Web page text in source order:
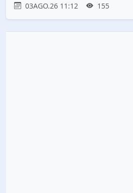
03AGO.26 11:12
155